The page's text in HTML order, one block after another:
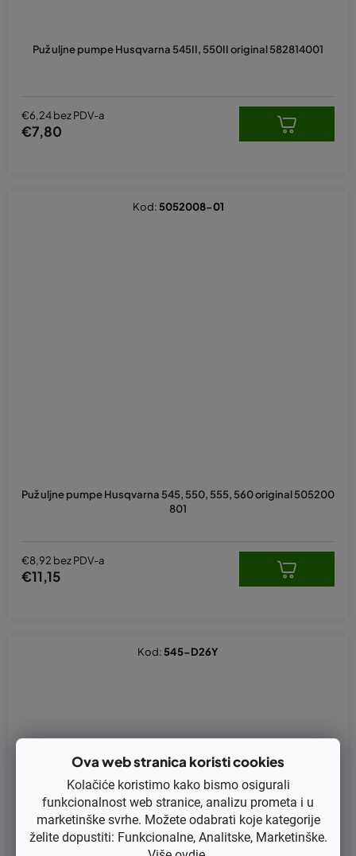
Ova web stranica koristi cookies
Kolačiće koristimo kako bismo osigurali
funkcionalnost web stranice, analizu prometa i u
marketinške svrhe. Možete odabrati koje kategorije
želite dopustiti: Funkcionalne, Analitske, Marketinške.
Puž uljne pumpe Husqvarna 545II, 550II original 582814001
€6,24 bez PDV-a
€7,80
Puž uljne pumpe Husqvarna 545, 550, 555, 560 original 505200
801
€8,92 bez PDV-a
€11,15
Kod: 5052008-01
Kod: 545-D26Y